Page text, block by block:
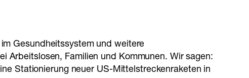
Gesundheitssystem und weitere
Arbeitslosen, Familien und Kommunen. Wir sagen:
Stationierung neuer US-Mittelstreckenraketen in